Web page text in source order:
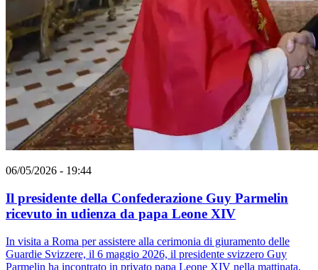
06/05/2026 - 19:44
Il presidente della Confederazione Guy Parmelin
ricevuto in udienza da papa Leone XIV
In visita a Roma per assistere alla cerimonia di giuramento delle
Guardie Svizzere, il 6 maggio 2026, il presidente svizzero Guy
Parmelin ha incontrato in privato papa Leone XIV nella mattinata.